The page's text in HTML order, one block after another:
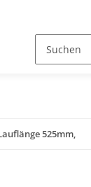
525mm,